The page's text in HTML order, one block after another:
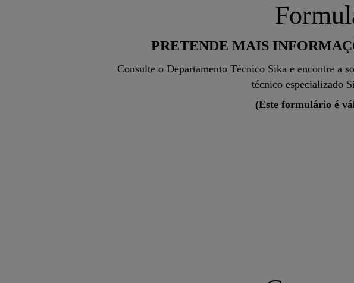
PRETENDE MAIS
Consulte o Departamento Técnico Sika e encontre a
técnico especializado
(Este formulário é